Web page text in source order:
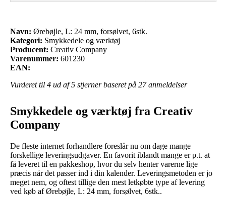
Navn: Ørebøjle, L: 24 mm, forsølvet, 6stk.
Kategori: Smykkedele og værktøj
Producent: Creativ Company
Varenummer: 601230
EAN:
Vurderet til 4 ud af 5 stjerner baseret på 27anmeldelser
Smykkedele og værktøj fra Creativ
Company
De fleste internet forhandlere foreslår nu om dage mange
forskellige leveringsudgaver. En favorit iblandt mange er p.t. at
få leveret til en pakkeshop, hvor du selv henter varerne lige
præcis når det passer ind i din kalender. Leveringsmetoden er jo
meget nem, og oftest tillige den mest letkøbte type af levering
ved køb af Ørebøjle, L: 24 mm, forsølvet, 6stk..